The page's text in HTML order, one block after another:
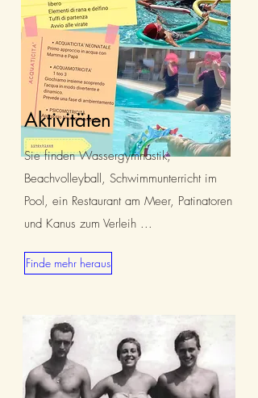
Aktivitäten
Sie finden Wassergymnastik,
Beachvolleyball, Schwimmunterricht im
Pool, ein Restaurant am Meer, Patinatoren
und Kanus zum Verleih ...
Finde mehr heraus